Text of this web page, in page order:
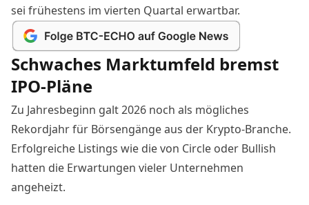
sei frühestens im vierten Quartal erwartbar.
Schwaches Marktumfeld bremst
IPO-Pläne
Zu Jahresbeginn galt 2026 noch als mögliches
Rekordjahr für Börsengänge aus der Krypto-Branche.
Erfolgreiche Listings wie die von Circle oder Bullish
hatten die Erwartungen vieler Unternehmen
angeheizt.